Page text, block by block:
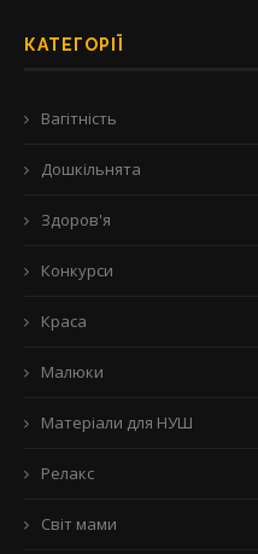
КАТЕГОРІЇ
Вагітність
Дошкільнята
Здоров'я
Конкурси
Краса
Малюки
Матеріали для НУШ
Релакс
Світ мами